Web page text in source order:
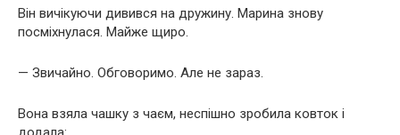
Він вичікуючи дивився на дружину. Марина знову
посміхнулася. Майже щиро.
— Звичайно. Обговоримо. Але не зараз.
Вона взяла чашку з чаєм, неспішно зробила ковток і